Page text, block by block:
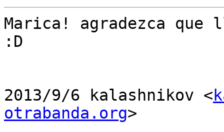
Marica! agradezca que
:D
2013/9/6 kalashnikov <
otrabanda.org>